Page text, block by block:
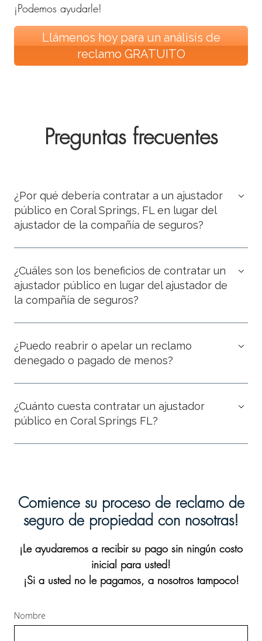
¡Podemos ayudarle!
Llámenos hoy para un análisis de
reclamo GRATUITO
Preguntas frecuentes
¿Por qué debería contratar a un ajustador
público en Coral Springs, FL en lugar del
ajustador de la compañía de seguros?
¿Cuáles son los beneficios de contratar un
ajustador público en lugar del ajustador de
la compañía de seguros?
¿Puedo reabrir o apelar un reclamo
denegado o pagado de menos?
¿Cuánto cuesta contratar un ajustador
público en Coral Springs FL?
Comience su proceso de reclamo de
seguro de propiedad con nosotras!
¡Le ayudaremos a recibir su pago sin ningún costo
inicial para usted!
¡Si a usted no le pagamos, a nosotros tampoco!
Nombre